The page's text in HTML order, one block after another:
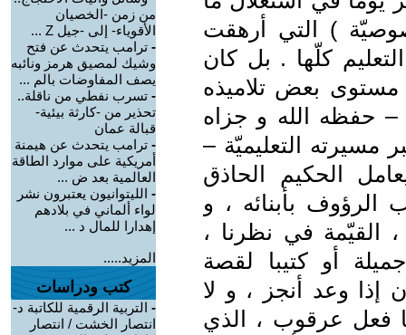
) التي أرهقت
كلّها . بل كان
بعض تلاميذه
– حفظه الله و جزاه
التعليميّة –
الحكيم الحاذق
الرؤوف بأبنائه ، و
القيّمة في نظرنا ،
أو كتيبا لقصة
وعد أنجز ، و لا
فعل عرقوب ، الذي
من زمن -الخصيان
الأقوياء- إلى -جيل Z ...
- ترامب يتحدث عن فتح
وشيك لمصيق هرمز ونائبه
يصف المفاوضات بالم ...
- تسرب نفطي من ناقلة..
تحذير من -كارثة بيئية-
قبالة عمان
- ترامب يتحدث عن هيمنة
أمريكية على موارد الطاقة
العالمية بعد ض ...
- الليتوانيون يعتبرون نشر
لواء ألماني في بلادهم
إهدارا للمال د ...
المزيد.....
كتب ودراسات
- التربية الرقمية للكاتبة د-
انتصار الخشت / انتصار